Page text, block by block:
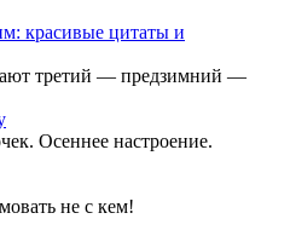
красивые цитаты и
третий — предзимний —
Осеннее настроение.
не с кем!